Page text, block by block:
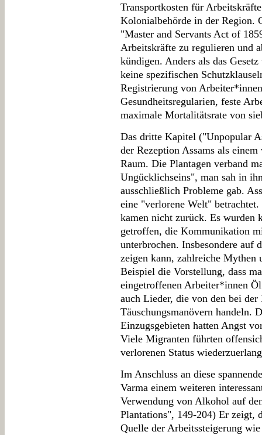
Transportkosten für
Kolonialbehörde in der Region.
"Master and Servants Act of
Arbeitskräfte zu regulieren und
kündigen. Anders als das
keine spezifischen
Registrierung von
Gesundheitsregularien, feste
maximale Mortalitätsrate von
Das dritte Kapitel ("Unpopular
der Rezeption Assams als
Raum. Die Plantagen verband
Ungücklichseins", man sah in
ausschließlich Probleme gab.
eine "verlorene Welt"
kamen nicht zurück. Es wurden
getroffen, die Kommunikation
unterbrochen. Insbesondere auf
zeigen kann, zahlreiche Mythen
Beispiel die Vorstellung, dass
eingetroffenen Arbeiter*innen
auch Lieder, die von den bei
Täuschungsmanövern handeln.
Einzugsgebieten hatten Angst
Viele Migranten führten
verlorenen Status
Im Anschluss an diese
Varma einem weiteren
Verwendung von Alkohol auf
Plantations", 149-204) Er zeigt,
Quelle der Arbeitssteigerung